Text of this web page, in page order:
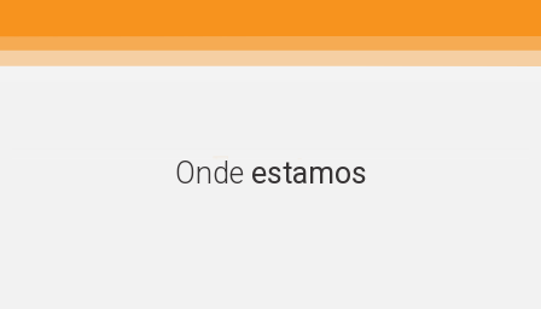
Encontre
Onde estamos